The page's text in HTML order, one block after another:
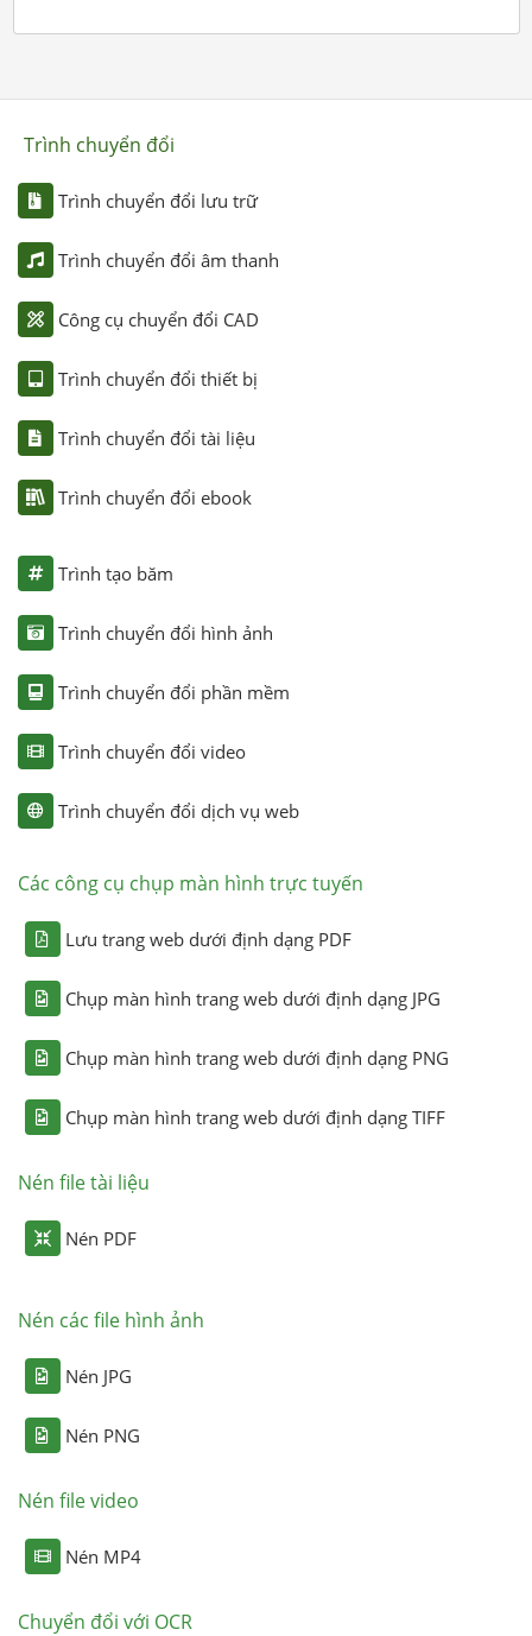
Trình chuyển đổi
Trình chuyển đổi lưu trữ
Trình chuyển đổi âm thanh
Công cụ chuyển đổi CAD
Trình chuyển đổi thiết bị
Trình chuyển đổi tài liệu
Trình chuyển đổi ebook
Trình tạo băm
Trình chuyển đổi hình ảnh
Trình chuyển đổi phần mềm
Trình chuyển đổi video
Trình chuyển đổi dịch vụ web
Các công cụ chụp màn hình trực tuyến
Lưu trang web dưới định dạng PDF
Chụp màn hình trang web dưới định dạng JPG
Chụp màn hình trang web dưới định dạng PNG
Chụp màn hình trang web dưới định dạng TIFF
Nén file tài liệu
Nén PDF
Nén các file hình ảnh
Nén JPG
Nén PNG
Nén file video
Nén MP4
Chuyển đổi với OCR